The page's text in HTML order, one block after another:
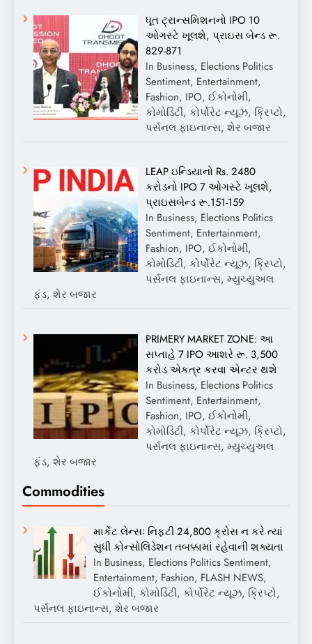
ધૂત ટ્રાન્સમિશનનો IPO 10
ઓગસ્ટે ખૂલશે, પ્રાઇસ બેન્ડ રૂ.
829-871
In Business, Elections Politics
Sentiment, Entertainment,
Fashion, IPO, ઈકોનોમી,
કોમોડિટી, કોર્પોરેટ ન્યૂઝ, ક્રિપ્ટો,
પર્સનલ ફાઇનાન્સ, શેર બજાર
LEAP ઇન્ડિયાનો Rs. 2480
કરોડનો IPO 7 ઓગસ્ટે ખૂલશે,
પ્રાઇસબેન્ડ રૂ.151-159
In Business, Elections Politics
Sentiment, Entertainment,
Fashion, IPO, ઈકોનોમી,
કોમોડિટી, કોર્પોરેટ ન્યૂઝ, ક્રિપ્ટો,
પર્સનલ ફાઇનાન્સ, મ્યુચ્યુઅલ
ફંડ, શેર બજાર
PRIMERY MARKET ZONE: આ
સપ્તાહે 7 IPO આશરે રૂ. 3,500
કરોડ એકત્ર કરવા એન્ટર થશે
In Business, Elections Politics
Sentiment, Entertainment,
Fashion, IPO, ઈકોનોમી,
કોમોડિટી, કોર્પોરેટ ન્યૂઝ, ક્રિપ્ટો,
પર્સનલ ફાઇનાન્સ, મ્યુચ્યુઅલ
ફંડ, શેર બજાર
Commodities
માર્કેટ લેન્સઃ નિફ્ટી 24,800 ક્રોસ ન કરે ત્યાં
સુધી કોન્સોલિડેશન તબક્કામાં રહેવાની શક્યતા
In Business, Elections Politics Sentiment,
Entertainment, Fashion, FLASH NEWS,
ઈકોનોમી, કોમોડિટી, કોર્પોરેટ ન્યૂઝ, ક્રિપ્ટો,
પર્સનલ ફાઇનાન્સ, શેર બજાર